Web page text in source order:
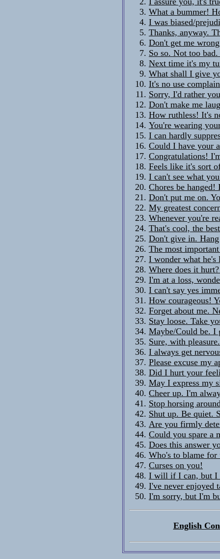
What a bummer!
I was biased/
Thanks, anyway.
Don't get me
So so. Not too
Next time it's my
What shall I give
It's no use
Sorry, I'd rather
Don't make me
How ruthless! It's
You're wearing
I can hardly
Could I have your
Congratulations!
Feels like it's sort
I can't see what
Chores be hanged!
Don't put me on.
My greatest
Whenever you're
That's cool, the
Don't give in.
The most
I wonder what
Where does it
I'm at a loss,
I can't say yes
How courageous!
Forget about me.
Stay loose. Take
Maybe/Could be. I
Sure, with
I always get
Please excuse my
Did I hurt your
May I express my
Cheer up. I'm
Stop horsing
Shut up. Be quiet.
Are you firmly
Could you spare a
Does this answer
Who's to blame for
Curses on you!
I will if I can, but I
I've never enjoyed
I'm sorry, but I'm
English